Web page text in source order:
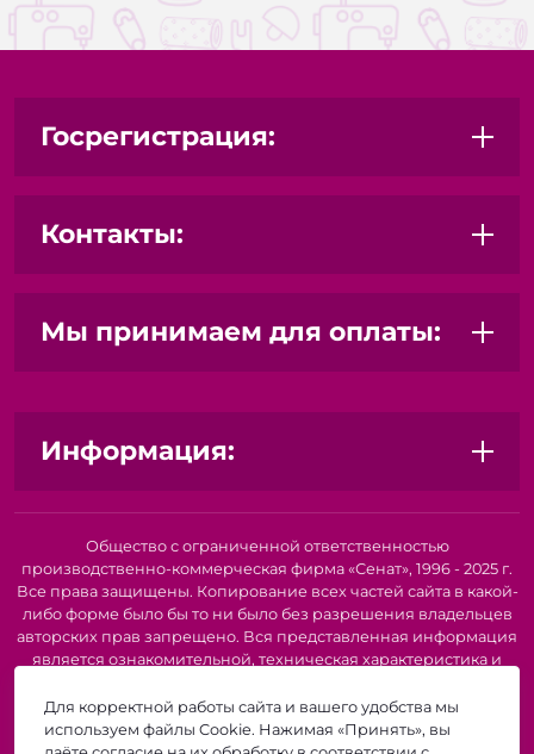
Госрегистрация:
Контакты:
Мы принимаем для оплаты:
Информация:
Общество с ограниченной ответственностью
производственно-коммерческая фирма «Сенат», 1996 - 2025 г.
Все права защищены. Копирование всех частей сайта в какой-
либо форме было бы то ни было без разрешения владельцев
авторских прав запрещено. Вся представленная информация
является ознакомительной, техническая характеристика и
информации о наличии и стоимости указанных товаров и
(или) услуг, пожалуйста, обратитесь к нашим менеджерам по
телефону или по электронной почте. Описание и
Для корректной работы сайта и вашего удобства мы
используем файлы Cookie. Нажимая «Принять», вы